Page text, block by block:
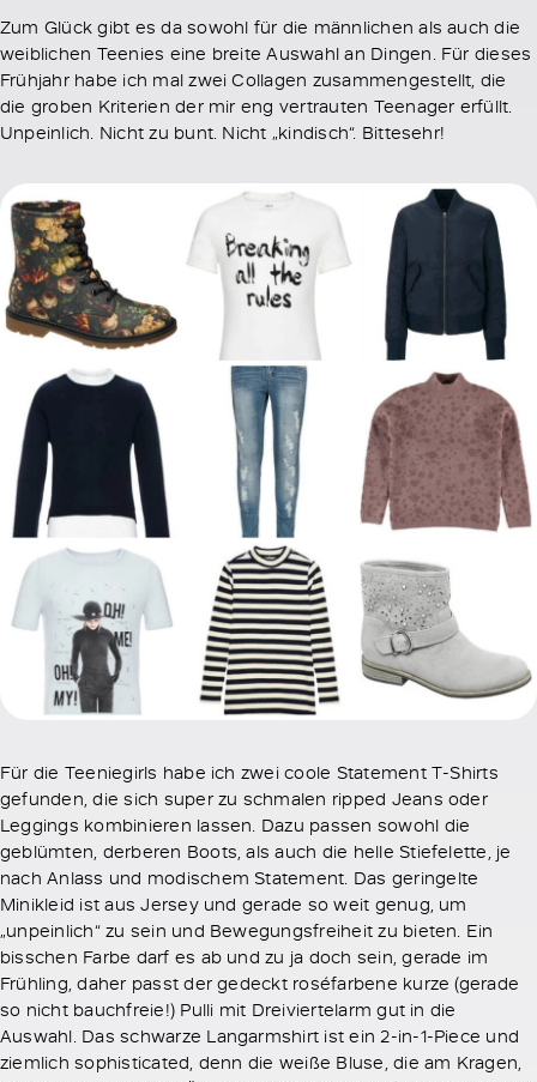
Zum Glück gibt es da sowohl für die männlichen als auch die
weiblichen Teenies eine breite Auswahl an Dingen. Für dieses
Frühjahr habe ich mal zwei Collagen zusammengestellt, die
die groben Kriterien der mir eng vertrauten Teenager erfüllt.
Unpeinlich. Nicht zu bunt. Nicht „kindisch“. Bittesehr!
Für die Teeniegirls habe ich zwei coole Statement T-Shirts
gefunden, die sich super zu schmalen ripped Jeans oder
Leggings kombinieren lassen. Dazu passen sowohl die
geblümten, derberen Boots, als auch die helle Stiefelette, je
nach Anlass und modischem Statement. Das geringelte
Minikleid ist aus Jersey und gerade so weit genug, um
„unpeinlich“ zu sein und Bewegungsfreiheit zu bieten. Ein
bisschen Farbe darf es ab und zu ja doch sein, gerade im
Frühling, daher passt der gedeckt roséfarbene kurze (gerade
so nicht bauchfreie!) Pulli mit Dreiviertelarm gut in die
Auswahl. Das schwarze Langarmshirt ist ein 2-in-1-Piece und
ziemlich sophisticated, denn die weiße Bluse, die am Kragen,